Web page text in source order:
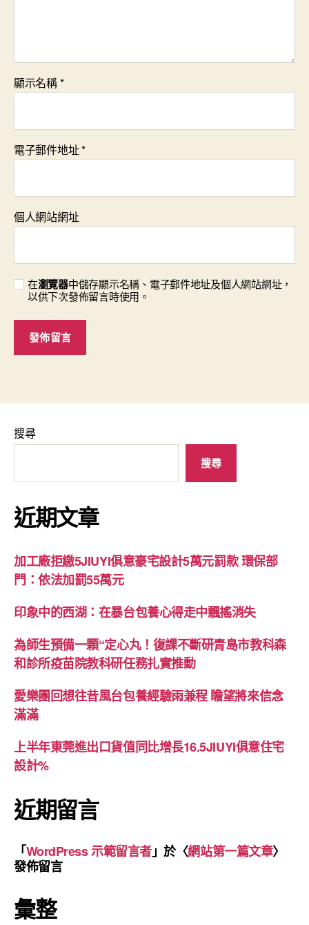
顯示名稱*
電子郵件地址*
個人網站網址
在瀏覽器中儲存顯示名稱、電子郵件地址及個人網站網址，
以供下次發佈留言時使用。
搜尋
搜尋
近期文章
加工廠拒繳5JIUYI俱意豪宅設計5萬元罰款 環保部
門：依法加罰55萬元
印象中的西湖：在暴台包養心得走中飄搖消失
為師生預備一顆“定心丸！復課不斷研青島市教科森
和診所疫苗院教科研任務扎實推動
愛樂團回想往昔風台包養經驗雨兼程 瞻望將來信念
滿滿
上半年東莞進出口貨值同比增長16.5JIUYI俱意住宅
設計%
近期留言
「WordPress 示範留言者」於〈網站第一篇文章〉
發佈留言
彙整